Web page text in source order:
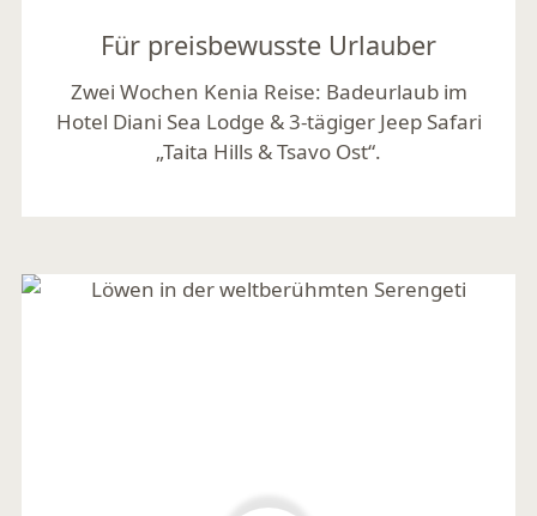
Für preisbewusste Urlauber
Zwei Wochen Kenia Reise: Badeurlaub im
Hotel Diani Sea Lodge & 3-tägiger Jeep Safari
„Taita Hills & Tsavo Ost“.